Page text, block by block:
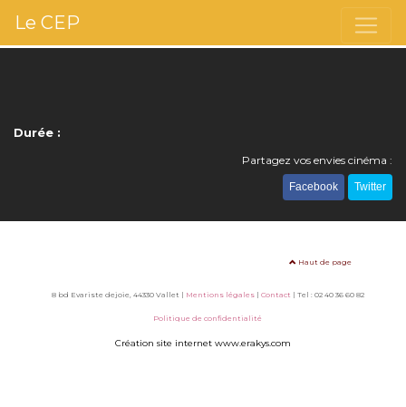
Le CEP
Durée :
Partagez vos envies cinéma :
Facebook Twitter
Haut de page
8 bd Evariste dejoie, 44330 Vallet | Mentions légales| Contact | Tel : 02 40 36 60 82
Politique de confidentialité
Création site internet www.erakys.com